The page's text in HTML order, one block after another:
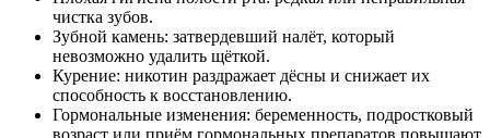
чистка зубов.
Зубной камень: затвердевший налёт, который
невозможно удалить щёткой.
Курение: никотин раздражает дёсны и снижает их
способность к восстановлению.
Гормональные изменения: беременность, подростковый
возраст или приём гормональных препаратов повышают